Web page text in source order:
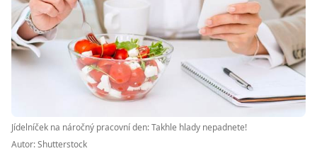
Jídelníček na náročný pracovní den: Takhle hlady nepadnete!
Autor: Shutterstock